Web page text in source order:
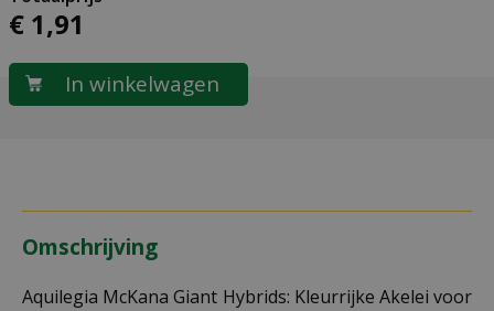
€ 1,91
Omschrijving
Aquilegia McKana Giant Hybrids: Kleurrijke Akelei voor